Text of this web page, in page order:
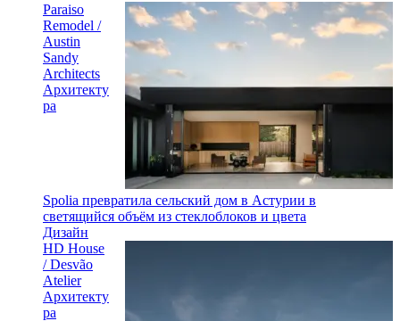
Paraiso
Remodel /
Austin
Sandy
Architects
Архитекту
ра
Spolia превратила сельский дом в Астурии в
светящийся объём из стеклоблоков и цвета
Дизайн
HD House
/ Desvão
Atelier
Архитекту
ра